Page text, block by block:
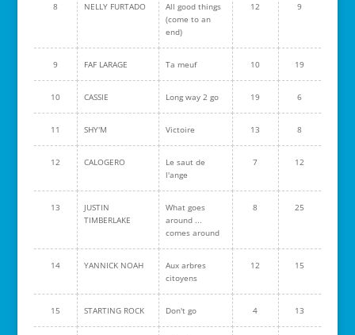
8 NELLY FURTADO
All good things
(come to an
end)
12 9
9 FAF LARAGE Ta meuf 10 19
10 CASSIE Long way 2 go 19 6
11 SHY'M Victoire 13 8
12 CALOGERO
Le saut de
l'ange
7 12
13
JUSTIN
TIMBERLAKE
What goes
around ...
comes around
8 25
14 YANNICK NOAH
Aux arbres
citoyens
12 15
15 STARTING ROCK Don't go 4 13